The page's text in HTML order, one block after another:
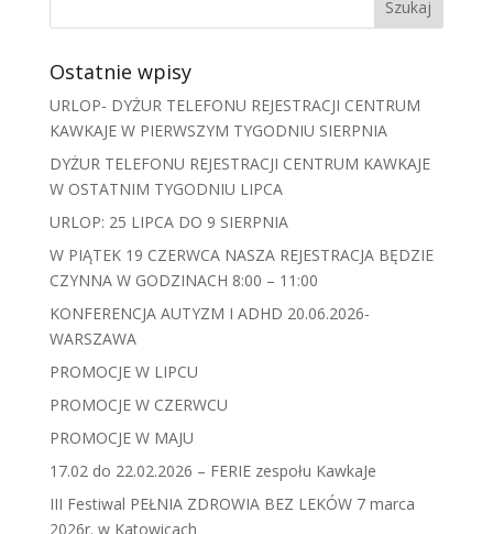
Ostatnie wpisy
URLOP- DYŻUR TELEFONU REJESTRACJI CENTRUM
KAWKAJE W PIERWSZYM TYGODNIU SIERPNIA
DYŻUR TELEFONU REJESTRACJI CENTRUM KAWKAJE
W OSTATNIM TYGODNIU LIPCA
URLOP: 25 LIPCA DO 9 SIERPNIA
W PIĄTEK 19 CZERWCA NASZA REJESTRACJA BĘDZIE
CZYNNA W GODZINACH 8:00 – 11:00
KONFERENCJA AUTYZM I ADHD 20.06.2026-
WARSZAWA
PROMOCJE W LIPCU
PROMOCJE W CZERWCU
PROMOCJE W MAJU
17.02 do 22.02.2026 – FERIE zespołu KawkaJe
III Festiwal PEŁNIA ZDROWIA BEZ LEKÓW 7 marca
2026r. w Katowicach